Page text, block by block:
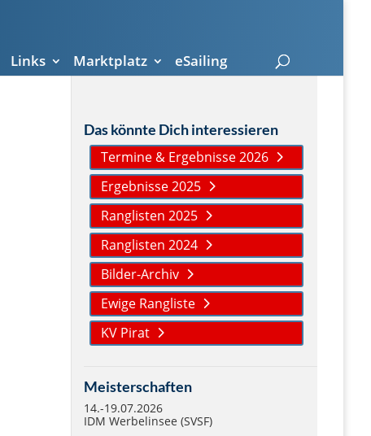
Links Marktplatz eSailing
Das könnte Dich interessieren
Termine & Ergebnisse 2026
Ergebnisse 2025
Ranglisten 2025
Ranglisten 2024
Bilder-Archiv
Ewige Rangliste
KV Pirat
Meisterschaften
14.-19.07.2026
IDM Werbelinsee (SVSF)